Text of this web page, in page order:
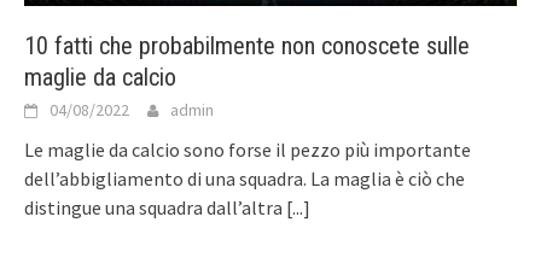
10 fatti che probabilmente non conoscete sulle
maglie da calcio
04/08/2022 admin
Le maglie da calcio sono forse il pezzo più importante
dell’abbigliamento di una squadra. La maglia è ciò che
distingue una squadra dall’altra [...]